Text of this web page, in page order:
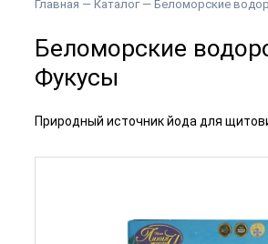
Главная — Каталог — Беломорские
Беломорские
Фукусы
Природный источник йода для